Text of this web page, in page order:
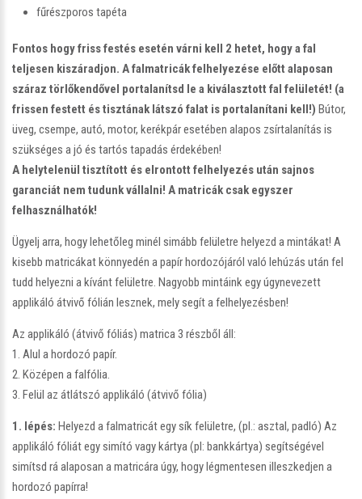
fűrészporos tapéta
Fontos hogy friss festés esetén várni kell 2 hetet, hogy a fal
teljesen kiszáradjon. A falmatricák felhelyezése előtt alaposan
száraz törlőkendővel portalanítsd le a kiválasztott fal felületét! (a
frissen festett és tisztának látszó falat is portalanítani kell!) Bútor,
üveg, csempe, autó, motor, kerékpár esetében alapos zsírtalanítás is
szükséges a jó és tartós tapadás érdekében!
A helytelenül tisztított és elrontott felhelyezés után sajnos
garanciát nem tudunk vállalni! A matricák csak egyszer
felhasználhatók!
Ügyelj arra, hogy lehetőleg minél simább felületre helyezd a mintákat! A
kisebb matricákat könnyedén a papír hordozójáról való lehúzás után fel
tudd helyezni a kívánt felületre. Nagyobb mintáink egy úgynevezett
applikáló átvivő fólián lesznek, mely segít a felhelyezésben!
Az applikáló (átvivő fóliás) matrica 3 részből áll:
1. Alul a hordozó papír.
2. Középen a falfólia.
3. Felül az átlátszó applikáló (átvivő fólia)
1. lépés: Helyezd a falmatricát egy sík felületre, (pl.: asztal, padló) Az
applikáló fóliát egy simító vagy kártya (pl: bankkártya) segítségével
simítsd rá alaposan a matricára úgy, hogy légmentesen illeszkedjen a
hordozó papírra!